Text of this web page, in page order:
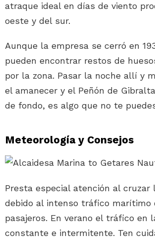
atraque ideal en días de viento
oeste y del sur.
Aunque la empresa se cerró en
pueden encontrar restos de
por la zona. Pasar la noche allí y
el amanecer y el Peñón de
de fondo, es algo que no te
Meteorología y Consejos
Presta especial atención al cruzar
debido al intenso tráfico marítimo
pasajeros. En verano el tráfico en
constante e intermitente. Ten